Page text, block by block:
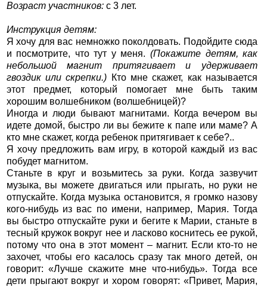
Возраст участников:с 3 лет.
Инструкция детям:
Я хочу для вас немножко поколдовать. Подойдите сюда
и посмотрите, что тут у меня. (Покажите детям, как
небольшой магнит притягивает и удерживает
гвоздик или скрепки.) Кто мне скажет, как называется
этот предмет, который помогает мне быть таким
хорошим волшебником (волшебницей)?
Иногда и люди бывают магнитами. Когда вечером вы
идете домой, быстро ли вы бежите к папе или маме? А
кто мне скажет, когда ребенок притягивает к себе?..
Я хочу предложить вам игру, в которой каждый из вас
побудет магнитом.
Станьте в круг и возьмитесь за руки. Когда зазвучит
музыка, вы можете двигаться или прыгать, но руки не
отпускайте. Когда музыка остановится, я громко назову
кого-нибудь из вас по имени, например, Мария. Тогда
вы быстро отпускайте руки и бегите к Марии, станьте в
тесный кружок вокруг нее и ласково коснитесь ее рукой,
потому что она в этот момент – магнит. Если кто-то не
захочет, чтобы его касалось сразу так много детей, он
говорит: «Лучше скажите мне что-нибудь». Тогда все
дети прыгают вокруг и хором говорят: «Привет, Мария,